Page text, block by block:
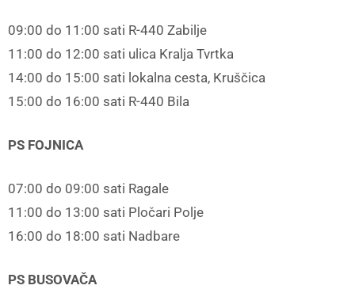
09:00 do 11:00 sati R-440 Zabilje
11:00 do 12:00 sati ulica Kralja Tvrtka
14:00 do 15:00 sati lokalna cesta, Kruščica
15:00 do 16:00 sati R-440 Bila
PS FOJNICA
07:00 do 09:00 sati Ragale
11:00 do 13:00 sati Pločari Polje
16:00 do 18:00 sati Nadbare
PS BUSOVAČA